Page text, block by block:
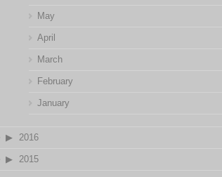
May
April
March
February
January
2016
2015